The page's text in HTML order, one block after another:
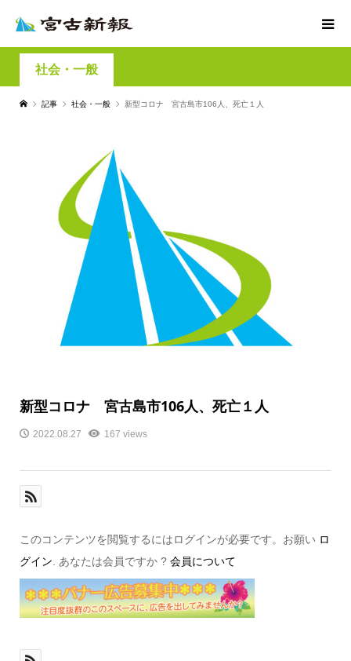
社会・一般
記事 社会・一般 新型コロナ 宮古島市106人、死亡１人
新型コロナ 宮古島市106人、死亡１人
2022.08.27 167 views
このコンテンツを閲覧するにはログインが必要です。お願い ロ
グイン . あなたは会員ですか ? 会員について